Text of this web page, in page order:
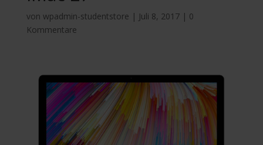
von wpadmin-studentstore | Juli 8, 2017| 0
Kommentare